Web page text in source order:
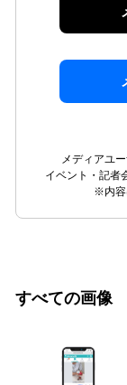
メディアユ
イベント・記者
※内容
すべての画像